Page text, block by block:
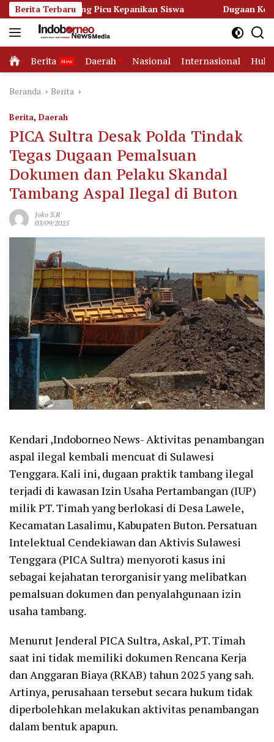
Langsung
ke
konten
Berita Terbaru
Picu Kepanikan Siswa Dugaan Korupsi Dana Hibah
Home
Berita Daerah Nasional Internasional
Beranda Berita
Berita, Daerah
PICA Sultra Desak Polda Tindak
Tegas Dugaan Pemalsuan
Dokumen dan Pelaku Skandal
Tambang Aspal Ilegal di Buton
Joko S.R
03/09/2025
Kendari ,Indoborneo News- Aktivitas penambangan
aspal ilegal kembali mencuat di Sulawesi
Tenggara. Kali ini, dugaan praktik tambang ilegal
terjadi di kawasan Izin Usaha Pertambangan (IUP)
milik PT. Timah yang berlokasi di Desa Lawele,
Kecamatan Lasalimu, Kabupaten Buton. Persatuan
Intelektual Cendekiawan dan Aktivis Sulawesi
Tenggara (PICA Sultra) menyoroti kasus ini
sebagai kejahatan terorganisir yang melibatkan
pemalsuan dokumen dan penyalahgunaan izin
usaha tambang.
Menurut Jenderal PICA Sultra, Askal, PT. Timah
saat ini tidak memiliki dokumen Rencana Kerja
dan Anggaran Biaya (RKAB) tahun 2025 yang sah.
Artinya, perusahaan tersebut secara hukum tidak
diperbolehkan melakukan aktivitas penambangan
dalam bentuk apapun.